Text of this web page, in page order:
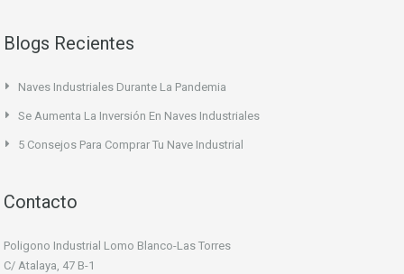
Blogs Recientes
Naves Industriales Durante La Pandemia
Se Aumenta La Inversión En Naves Industriales
5 Consejos Para Comprar Tu Nave Industrial
Contacto
Poligono Industrial Lomo Blanco-Las Torres
C/ Atalaya, 47 B-1